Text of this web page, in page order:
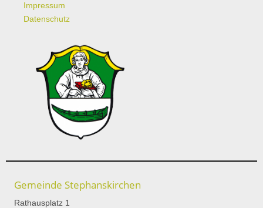
Impressum
Datenschutz
Gemeinde Stephanskirchen
Rathausplatz 1